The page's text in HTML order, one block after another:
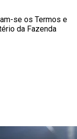
se os Termos e
da Fazenda